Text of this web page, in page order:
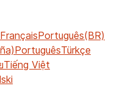
FrançaisPortuguês(BR)
PortuguêsTürkçe
Tiếng Việt